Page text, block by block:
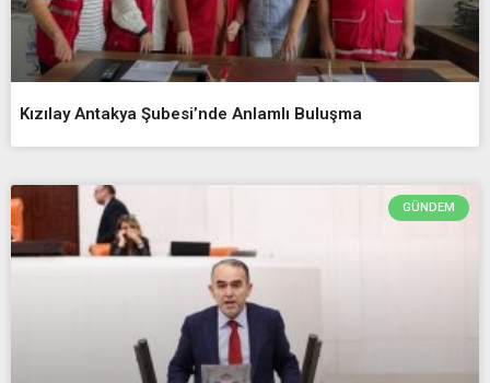
Kızılay Antakya Şubesi’nde Anlamlı Buluşma
GÜNDEM